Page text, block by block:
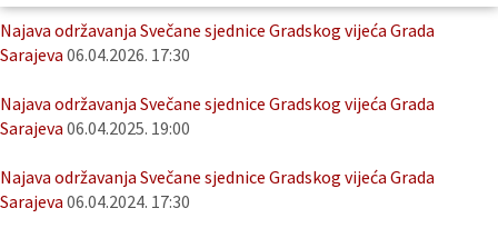
Najava održavanja Svečane sjednice Gradskog vijeća Grada
Sarajeva 06.04.2026. 17:30
Najava održavanja Svečane sjednice Gradskog vijeća Grada
Sarajeva 06.04.2025. 19:00
Najava održavanja Svečane sjednice Gradskog vijeća Grada
Sarajeva 06.04.2024. 17:30